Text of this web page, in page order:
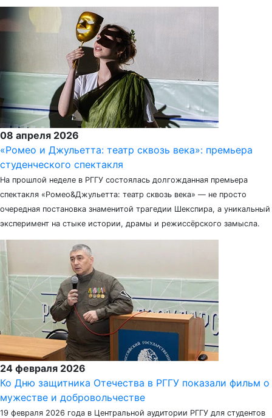
08 апреля 2026
«Ромео и Джульетта: театр сквозь века»: премьера
студенческого спектакля
На прошлой неделе в РГГУ состоялась долгожданная премьера
спектакля «Ромео&Джульетта: театр сквозь века» — не просто
очередная постановка знаменитой трагедии Шекспира, а уникальный
эксперимент на стыке истории, драмы и режиссёрского замысла.
24 февраля 2026
Ко Дню защитника Отечества в РГГУ показали фильм о
мужестве и добровольчестве
19 февраля 2026 года в Центральной аудитории РГГУ для студентов